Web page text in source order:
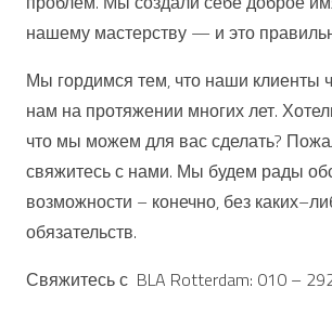
нашему мастерству — и это
Мы гордимся тем, что наши клиенты
нам на протяжении многих лет.
что мы можем для вас сделать?
свяжитесь с нами. Мы будем рады
возможности – конечно, без
обязательств.
Свяжитесь с BLA Rotterdam: 010 –